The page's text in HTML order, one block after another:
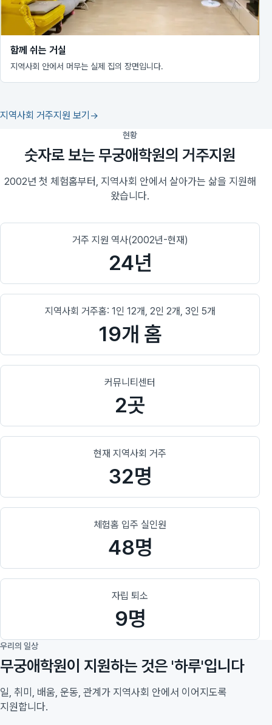
함께 쉬는 거실
지역사회 안에서 머무는 실제 집의 장면입니다.
지역사회 거주지원 보기
현황
숫자로 보는 무궁애학원의 거주지원
2002년 첫 체험홈부터, 지역사회 안에서 살아가는 삶을 지원해
왔습니다.
거주 지원 역사(2002년-현재)
24년
지역사회 거주홈: 1인 12개, 2인 2개, 3인 5개
19개 홈
커뮤니티센터
2곳
현재 지역사회 거주
32명
체험홈 입주 실인원
48명
자립 퇴소
9명
우리의 일상
무궁애학원이 지원하는 것은 '하루'입니다
일, 취미, 배움, 운동, 관계가 지역사회 안에서 이어지도록
지원합니다.